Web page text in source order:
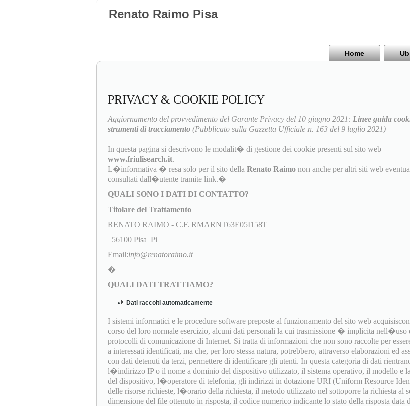
Renato Raimo Pisa
Home
PRIVACY & COOKIE POLICY
Aggiornamento del provvedimento del Garante Privacy del 10 giugno 2021: Linee guida
strumenti di tracciamento (Pubblicato sulla Gazzetta Ufficiale n. 163 del 9 luglio 2021)
In questa pagina si descrivono le modalit� di gestione dei cookie presenti sul sito web
www.friulisearch.it.
L�informativa � resa solo per il sito della Renato Raimo non anche per altri siti web
consultati dall�utente tramite link.�
QUALI SONO I DATI DI CONTATTO?
Titolare del Trattamento
RENATO RAIMO - C.F. RMARNT63E05I158T
56100 Pisa Pi
Email:info@renatoraimo.it
�
QUALI DATI TRATTIAMO?
Dati raccolti automaticamente
I sistemi informatici e le procedure software preposte al funzionamento del sito web
corso del loro normale esercizio, alcuni dati personali la cui trasmissione � implicita nell�uso
protocolli di comunicazione di Internet. Si tratta di informazioni che non sono raccolte per
a interessati identificati, ma che, per loro stessa natura, potrebbero, attraverso elaborazioni ed
con dati detenuti da terzi, permettere di identificare gli utenti. In questa categoria di dati
l�indirizzo IP o il nome a dominio del dispositivo utilizzato, il sistema operativo, il modello e
del dispositivo, l�operatore di telefonia, gli indirizzi in dotazione URI (Uniform Resource
delle risorse richieste, l�orario della richiesta, il metodo utilizzato nel sottoporre la richiesta al
dimensione del file ottenuto in risposta, il codice numerico indicante lo stato della risposta data